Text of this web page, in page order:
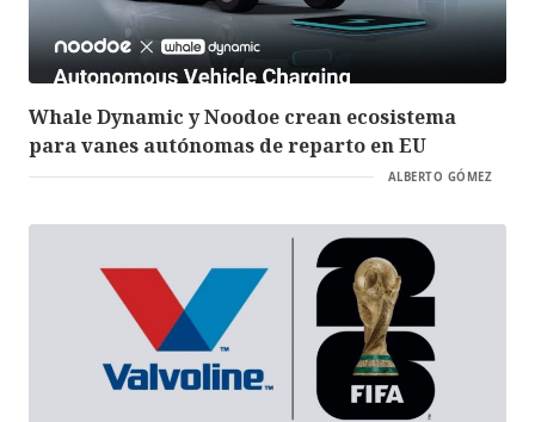
Whale Dynamic y Noodoe crean ecosistema
para vanes autónomas de reparto en EU
ALBERTO GÓMEZ